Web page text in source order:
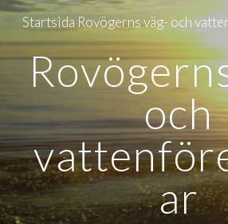
Skip to main content
Startsida Rovögerns väg- och
och
ar